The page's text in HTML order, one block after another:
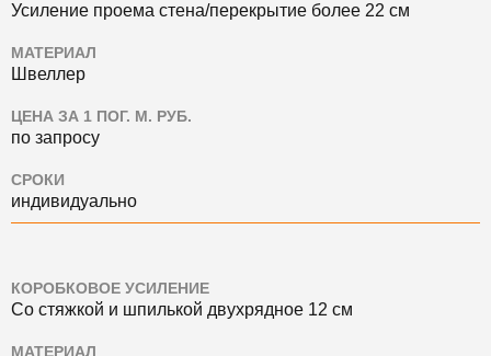
Усиление проема стена/перекрытие более 22 см
МАТЕРИАЛ
Швеллер
ЦЕНА ЗА 1 ПОГ. М. РУБ.
по запросу
СРОКИ
индивидуально
КОРОБКОВОЕ УСИЛЕНИЕ
Со стяжкой и шпилькой двухрядное 12 см
МАТЕРИАЛ